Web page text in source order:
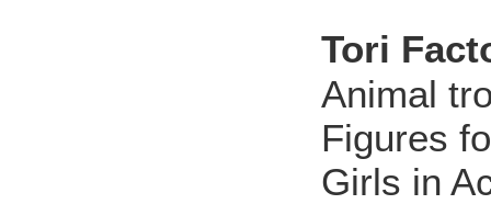
Tori
Animal
Figures
Girls in